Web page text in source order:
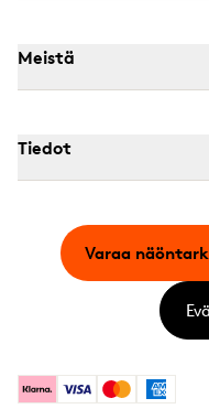
Meistä
Tiedot
KlarnaVisa Mastercard
Varaa